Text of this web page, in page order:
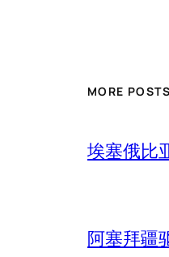
MORE POSTS
埃塞俄比
阿塞拜疆